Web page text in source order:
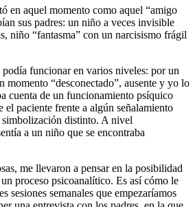
en aquel momento como aquel “amigo
sus padres: un niño a veces invisible
niño “fantasma” con un narcisismo frágil
funcionar en varios niveles: por un
momento “desconectado”, ausente y yo lo
cuenta de un funcionamiento psíquico
el paciente frente a algún señalamiento
distinto. A nivel
a un niño que se encontraba
me llevaron a pensar en la posibilidad
proceso psicoanalítico. Es así cómo le
sesiones semanales que empezaríamos